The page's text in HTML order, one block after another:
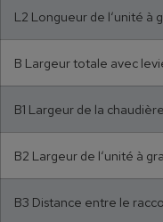
L2 Longueur de l‘unité à
B Largeur totale avec
B1 Largeur de la
B2 Largeur de l‘unité à
B3 Distance entre le